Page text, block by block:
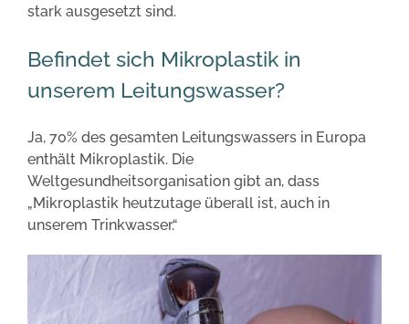
stark ausgesetzt sind.
Befindet sich Mikroplastik in
unserem Leitungswasser?
Ja, 70% des gesamten Leitungswassers in Europa
enthält Mikroplastik. Die
Weltgesundheitsorganisation gibt an, dass
„Mikroplastik heutzutage überall ist, auch in
unserem Trinkwasser.“